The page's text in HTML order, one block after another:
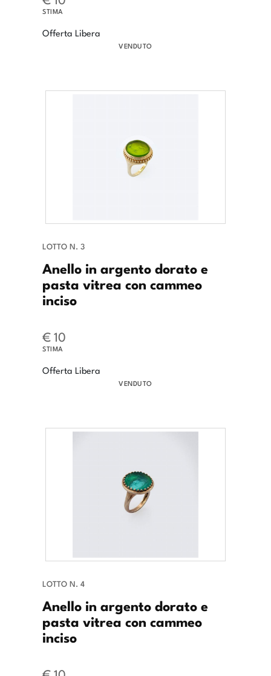
STIMA
Offerta Libera
VENDUTO
LOTTO N. 3
Anello in argento dorato e
pasta vitrea con cammeo
inciso
€ 10
STIMA
Offerta Libera
VENDUTO
LOTTO N. 4
Anello in argento dorato e
pasta vitrea con cammeo
inciso